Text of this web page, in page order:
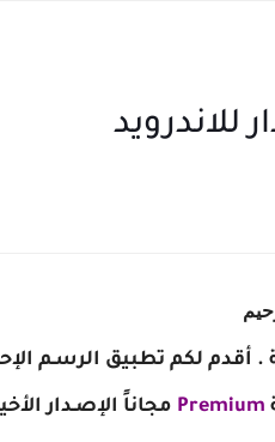
أقدم لكم تطبيق الرسـم
Premium مجاناً الإصـدار